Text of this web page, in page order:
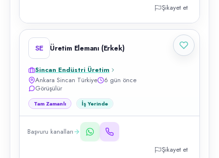
Şikayet et
SE Üretim Elemanı (Erkek)
Sincan Endüstri Üretim
Ankara Sincan Türkiye
6 gün önce
Görüşülür
Tam Zamanlı İş Yerinde
Başvuru kanalları
Şikayet et